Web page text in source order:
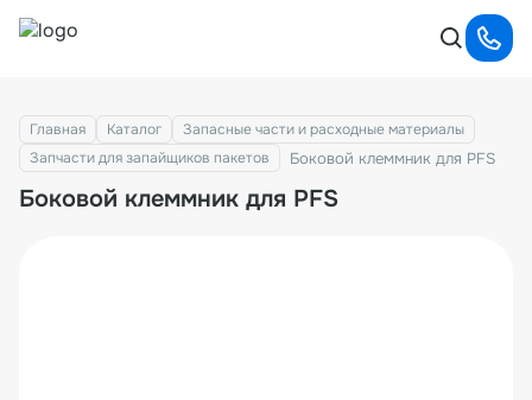
Главная Каталог
Запасные части и расходные материалы
Запчасти для запайщиков пакетов
Боковой клеммник для PFS
Боковой клеммник для PFS